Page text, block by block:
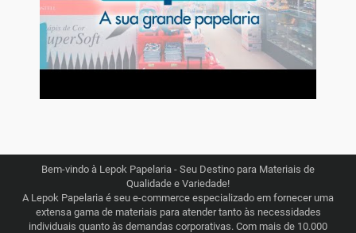
Bem-vindo à Lepok Papelaria - Seu Destino para Materiais de
Qualidade e Variedade!
A Lepok Papelaria é seu e-commerce especializado em fornecer uma
extensa gama de materiais para atender tanto às necessidades
individuais quanto às demandas corporativas. Com mais de 10.000